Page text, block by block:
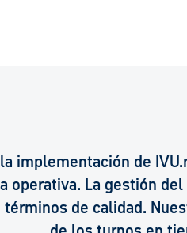
la implementación de
operativa. La gestión
términos de calidad.